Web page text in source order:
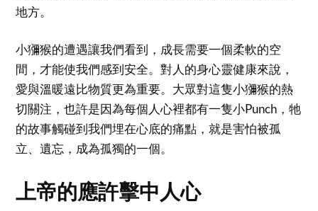
地方。
小獼猴的遭遇讓我們看到，成長需要一個柔軟的空
間，才能使我們感到安全。對人的身心靈健康來說，
愛與溫暖遠比物質更為重要。大眾對這隻小獼猴的熱
切關注，也許是因為每個人心裡都有一隻小Punch，牠
的故事觸碰到我們埋在心底的痛點，就是害怕被孤
立、遺忘，成為孤獨的一個。
上帝的應許擊中人心